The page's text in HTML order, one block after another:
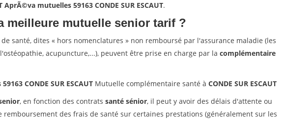
AprÃ©va mutuelles 59163 CONDE SUR ESCAUT.
meilleure mutuelle senior tarif ?
santé, dites « hors nomenclatures » non remboursé par l'assurance maladie (les
acupuncture,...), peuvent être prise en charge par la complémentaire
CONDE SUR ESCAUT Mutuelle complémentaire santé à CONDE SUR ESCAUT
, en fonction des contrats santé sénior, il peut y avoir des délais d'attente ou
remboursement des frais de santé sur certaines prestations (généralement sur les